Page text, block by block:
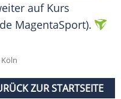
auf Kurs
MagentaSport).
ZUR STARTSEITE